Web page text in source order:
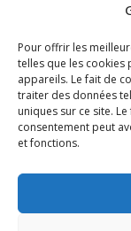
Pour offrir les
telles que les
appareils. Le fait de
traiter des données
uniques sur ce site.
consentement peut
et fonctions.
CONTACTER LA
MENTIONS LÉGALES
CGV
TARIFS